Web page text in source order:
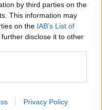
by third parties on the
This information may
on the IAB’s List of
disclose it to other
Privacy Policy
cărbune. Critici la